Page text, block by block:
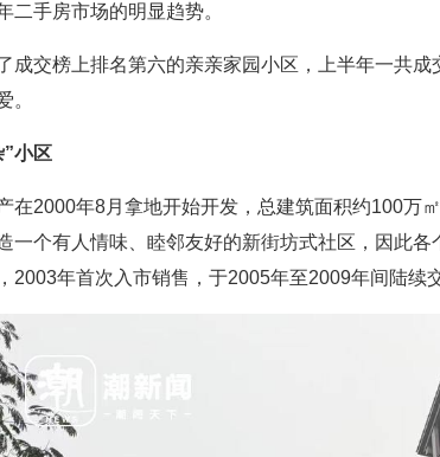
二手房市场的明显趋势。
成交榜上排名第六的亲亲家园小区，上半年一共
。
”小区
在2000年8月拿地开始开发，总建筑面积约100万
一个有人情味、睦邻友好的新街坊式社区，因此各
2003年首次入市销售，于2005年至2009年间陆续